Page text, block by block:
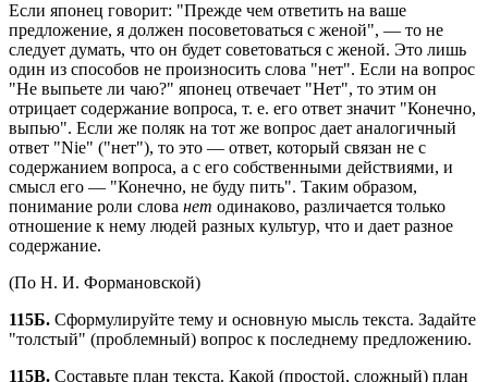
Если японец говорит: "Прежде чем ответить на ваше
предложение, я должен посоветоваться с женой", — то не
следует думать, что он будет советоваться с женой. Это лишь
один из способов не произносить слова "нет". Если на вопрос
"Не выпьете ли чаю?" японец отвечает "Нет", то этим он
отрицает содержание вопроса, т. е. его ответ значит "Конечно,
выпью". Если же поляк на тот же вопрос дает аналогичный
ответ "Nie" ("нет"), то это — ответ, который связан не с
содержанием вопроса, а с его собственными действиями, и
смысл его — "Конечно, не буду пить". Таким образом,
понимание роли слова нет одинаково, различается только
отношение к нему людей разных культур, что и дает разное
содержание.
(По Н. И. Формановской)
115Б. Сформулируйте тему и основную мысль текста. Задайте
"толстый" (проблемный) вопрос к последнему предложению.
115В. Составьте план текста. Какой (простой, сложный) план